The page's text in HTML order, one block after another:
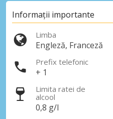
Informații importante
Limba
Engleză, Franceză
Prefix telefonic
+ 1
Limita ratei de
alcool
0,8 g/l